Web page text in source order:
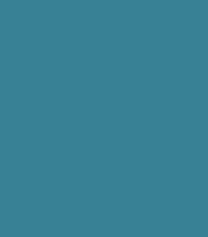
se fram emot